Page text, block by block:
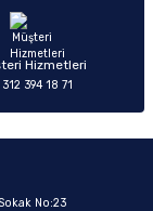
Hizmetleri
394 18 71
No:23